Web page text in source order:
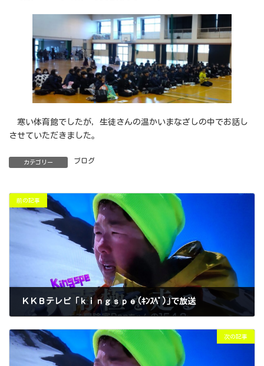
寒い体育館でしたが，生徒さんの温かいまなざしの中でお話し
させていただきました。
カテゴリー ブログ
前の記事
ＫＫＢテレビ「ｋｉｎｇｓｐｅ(ｷﾝｽﾍﾟ)｣で放送
次の記事